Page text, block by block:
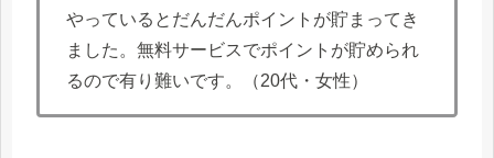
やっているとだんだんポイントが貯まってき
ました。無料サービスでポイントが貯められ
るので有り難いです。（20代・女性）